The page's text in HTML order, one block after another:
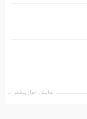
نمایش اخبار بیشتر